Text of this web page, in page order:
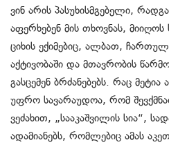
ვინ არის პასუხისმგებელი,
აფერხებენ მის თხოვნას,
ციხის ექიმებიც, ალბათ,
აქტივობაში და მთავრობის
გასცემენ ბრძანებებს. რაც
უფრო სავარაუდოა, რომ
ვეძახით, „სააკაშვილის სია“,
ადამიანებს, რომლებიც ამას